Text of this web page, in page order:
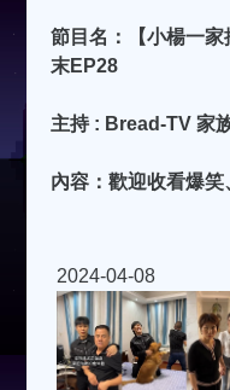
節目名：【小楊一家
末EP28
主持 : Bread-TV 家
內容：歡迎收看爆
2024-04-08